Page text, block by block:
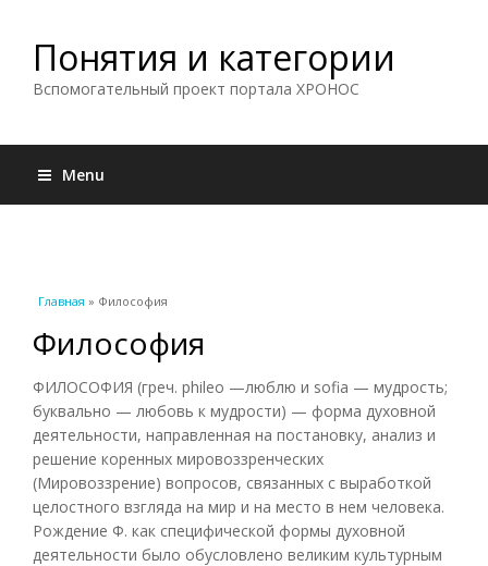
Понятия и категории
Вспомогательный проект портала ХРОНОС
Menu
Вы здесь
Главная » Философия
Философия
ФИЛОСОФИЯ (греч. phileo —люблю и sofia — мудрость;
буквально — любовь к мудрости) — форма духовной
деятельности, направленная на постановку, анализ и
решение коренных мировоззренческих
(Мировоззрение) вопросов, связанных с выработкой
целостного взгляда на мир и на место в нем человека.
Рождение Ф. как специфической формы духовной
деятельности было обусловлено великим культурным